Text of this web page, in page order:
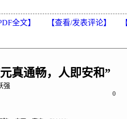
全文】 【查看/发表评论】
真通畅，人即安和”
强
0